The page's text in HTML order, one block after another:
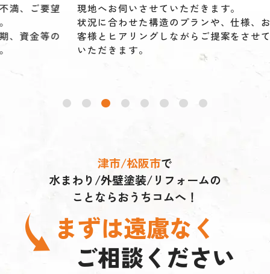
現地へお伺いさせていただきます。
状況に合わせた構造のプランや、仕様、お
客様とヒアリングしながらご提案をさせて
いただきます。
調査結果
や、工
りを提出
確認い
津市/松阪市で
水まわり/外壁塗装/リフォームの
ことならおうちコムへ！
まずは遠慮なく
ご相談ください